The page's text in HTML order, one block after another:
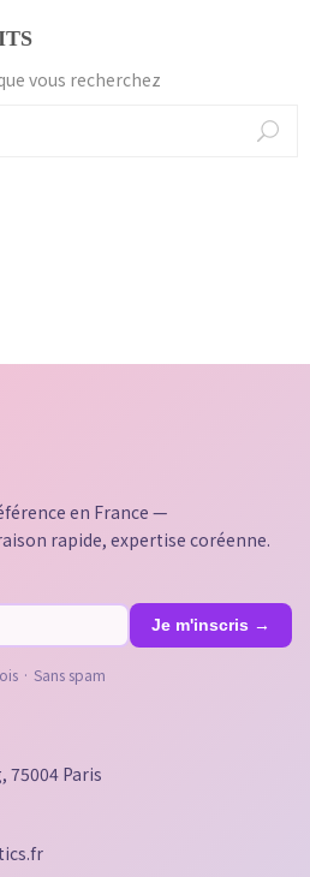
vous recherchez
en France —
rapide, expertise coréenne.
· Sans spam
75004 Paris